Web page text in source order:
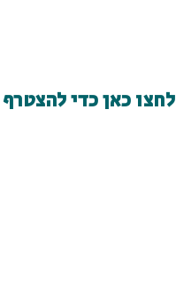
לחצו כאן כדי